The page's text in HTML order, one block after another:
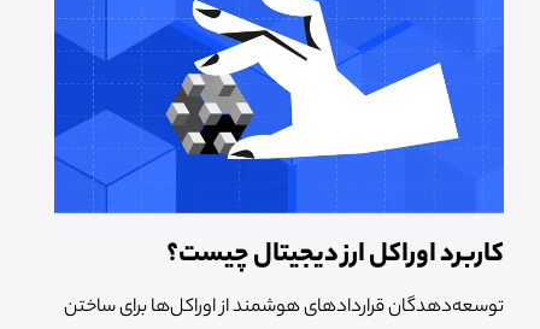
کاربرد اوراکل ارز دیجیتال چیست؟
توسعه‌دهدگان قراردادهای هوشمند از اوراکل‌ها برای ساختن